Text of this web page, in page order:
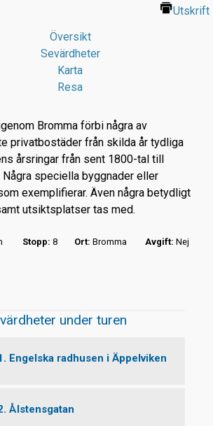
Utskrift
Översikt
Sevärdheter
Karta
Resa
Bromma förbi några av
privatbostäder från skilda år tydliga
årsringar från sent 1800-tal till
speciella byggnader eller
exemplifierar. Även några betydligt
utsiktsplatser tas med.
Stopp: 8 Ort: Bromma Avgift: Nej
under turen
Engelska radhusen i Äppelviken
Ålstensgatan